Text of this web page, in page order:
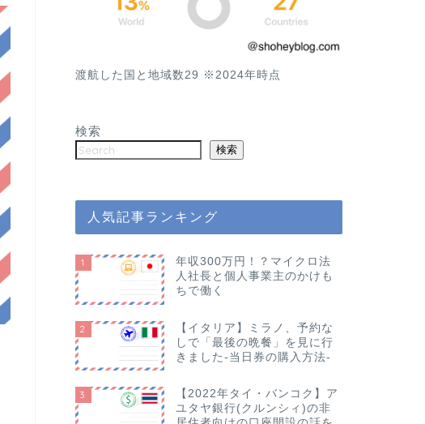
渡航した国と地域数29 ※2024年時点
検索
検索
人気記事ランキング
1
年収300万円！？マイクロ法
人社長と個人事業主のかけも
ちで働く
2
【イタリア】ミラノ、予約な
しで「最後の晩餐」を見に行
きました-当日券の購入方法-
3
【2022年タイ・バンコク】ア
ユタヤ銀行(クルンシィ)の非